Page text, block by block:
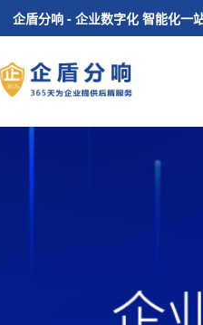
企盾分响 - 企业数字化 智能化一